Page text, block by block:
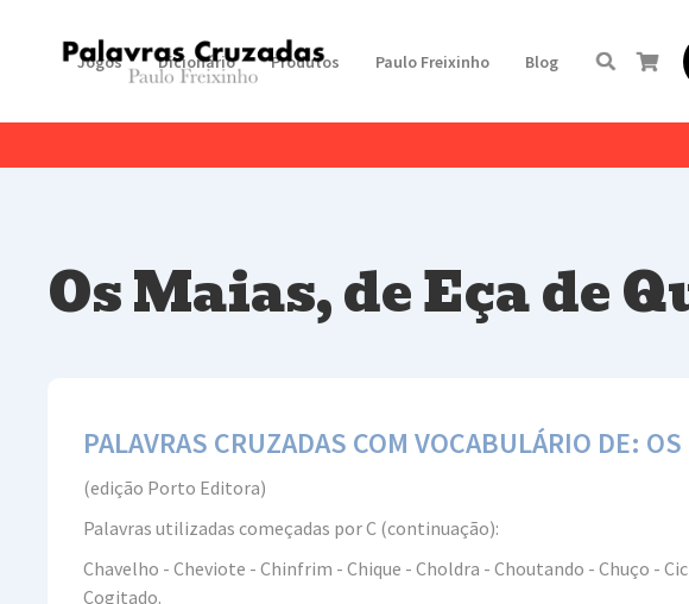
Jogos Dicionário Produtos Paulo Freixinho Blog
Os Maias, de Eça de
PALAVRAS CRUZADAS COM VOCABULÁRIO DE:
(edição Porto Editora)
Palavras utilizadas começadas por C (continuação):
Chavelho - Cheviote - Chinfrim - Chique - Choldra - Choutando - Chuço -
Cogitado.